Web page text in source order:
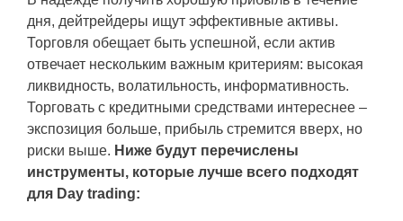
дня, дейтрейдеры ищут эффективные активы.
Торговля обещает быть успешной, если актив
отвечает нескольким важным критериям: высокая
ликвидность, волатильность, информативность.
Торговать с кредитными средствами интереснее –
экспозиция больше, прибыль стремится вверх, но
риски выше. Ниже будут перечислены
инструменты, которые лучше всего подходят
для Day trading: